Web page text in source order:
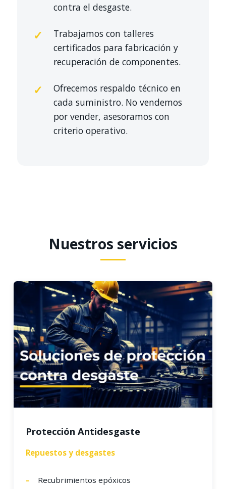
contra el desgaste.
Trabajamos con talleres
certificados para fabricación y
recuperación de componentes.
Ofrecemos respaldo técnico en
cada suministro. No vendemos
por vender, asesoramos con
criterio operativo.
Nuestros servicios
Protección Antidesgaste
Repuestos y desgastes
Recubrimientos epóxicos